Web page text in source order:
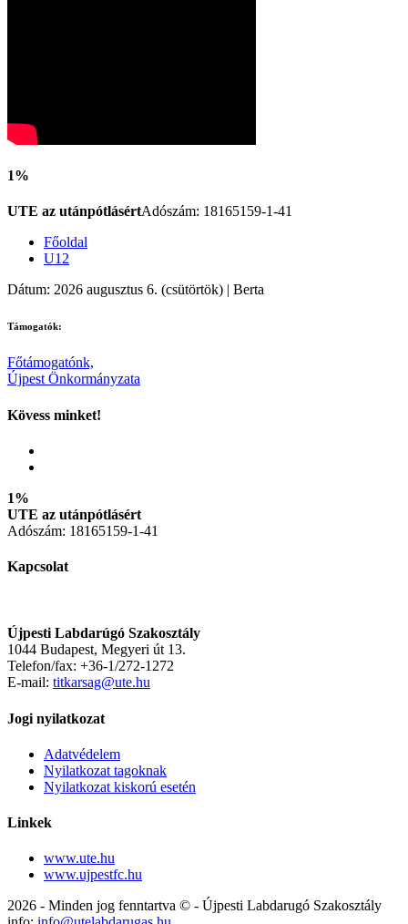
1%
UTE az utánpótlásértAdószám: 18165159-1-41
Főoldal
U12
Dátum: 2026 augusztus 6. (csütörtök) | Berta
Támogatók:
Főtámogatónk,
Újpest Önkormányzata
Kövess minket!
1%
UTE az utánpótlásért
Adószám: 18165159-1-41
Kapcsolat
Újpesti Labdarúgó Szakosztály
1044 Budapest, Megyeri út 13.
Telefon/fax: +36-1/272-1272
E-mail: titkarsag@ute.hu
Jogi nyilatkozat
Adatvédelem
Nyilatkozat tagoknak
Nyilatkozat kiskorú esetén
Linkek
www.ute.hu
www.ujpestfc.hu
2026 - Minden jog fenntartva © - Újpesti Labdarugó Szakosztály